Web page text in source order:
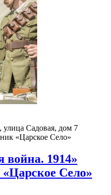
Садовая, дом 7
«Царское Село»
война. 1914»
«Царское Село»